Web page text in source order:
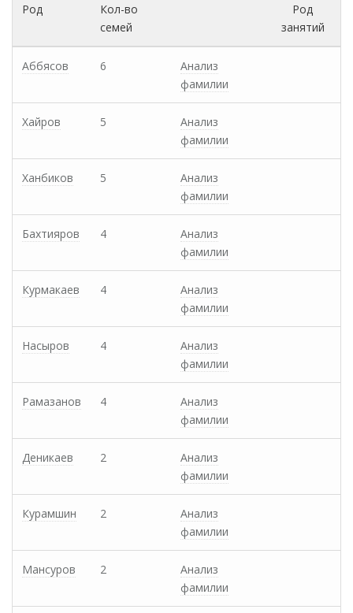
Род
Кол-во
семей
Род
занятий
Аббясов 6
Анализ
фамилии
Хайров 5
Анализ
фамилии
Ханбиков 5
Анализ
фамилии
Бахтияров 4
Анализ
фамилии
Курмакаев 4
Анализ
фамилии
Насыров 4
Анализ
фамилии
Рамазанов 4
Анализ
фамилии
Деникаев 2
Анализ
фамилии
Курамшин 2
Анализ
фамилии
Мансуров 2
Анализ
фамилии